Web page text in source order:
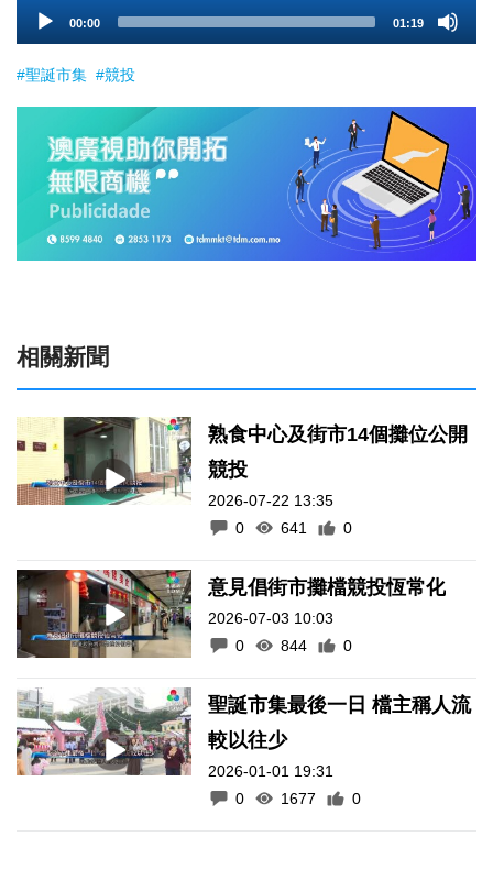
Player
00:00 01:19
#聖誕市集 #競投
相關新聞
熟食中心及街市14個攤位公開
競投
2026-07-22 13:35
0
641 0
意見倡街市攤檔競投恆常化
2026-07-03 10:03
0
844 0
聖誕市集最後一日 檔主稱人流
較以往少
2026-01-01 19:31
0
1677 0